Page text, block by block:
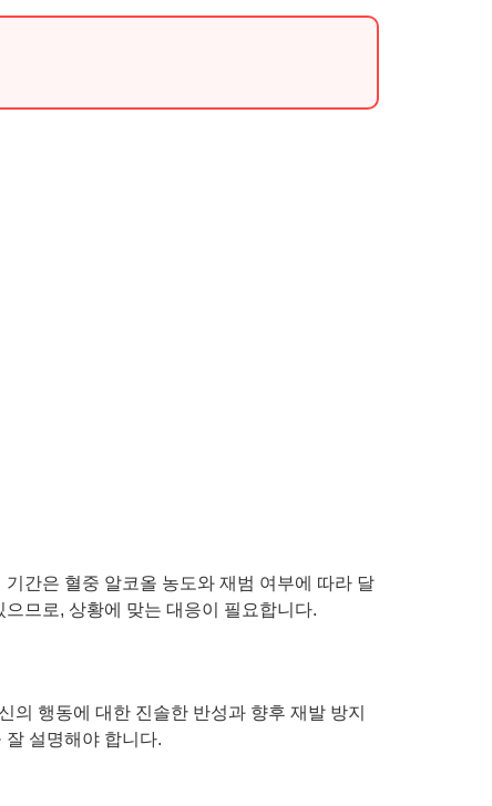
간은 혈중 알코올 농도와 재범 여부에 따라 달
므로, 상황에 맞는 대응이 필요합니다.
행동에 대한 진솔한 반성과 향후 재발 방지
설명해야 합니다.